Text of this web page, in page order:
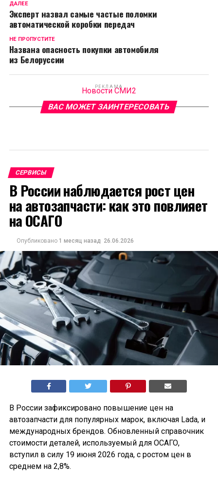
ДАЛЕЕ
Эксперт назвал самые частые поломки
автоматической коробки передач
НЕ ПРОПУСТИТЕ
Названа опасность покупки автомобиля
из Белоруссии
РЕКЛАМА
Новости СМИ2
ВАС МОЖЕТ ЗАИНТЕРЕСОВАТЬ
СЕРВИСЫ
В России наблюдается рост цен
на автозапчасти: как это повлияет
на ОСАГО
Опубликовано 1 месяц назад 26.06.2026
В России зафиксировано повышение цен на
автозапчасти для популярных марок, включая Lada, и
международных брендов. Обновленный справочник
стоимости деталей, используемый для ОСАГО,
вступил в силу 19 июня 2026 года, с ростом цен в
среднем на 2,8%.